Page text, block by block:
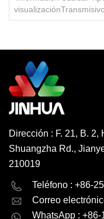
mmÁngulo de
ambientalROHS
HSFInterfazSPIControl
ICSC5250XPaquete
transporteCartón/
PC/mesMoq1000
negociables
Dirección : F. 21, B. 2,
Shuangzha Rd.,
210019
Teléfono : +86-
Correo
WhatsApp :
English
русский